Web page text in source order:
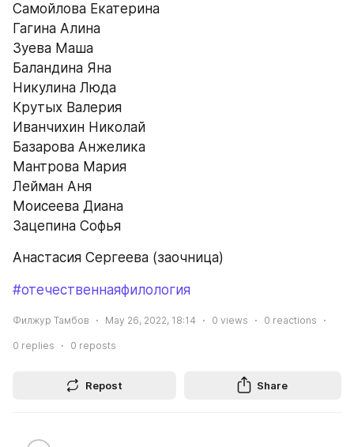
Самойлова Екатерина
Гагина Алина
Зуева Маша
Баландина Яна
Никулина Люда
Крутых Валерия
Иванчихин Николай
Базарова Анжелика
Мантрова Мария
Лейман Аня
Моисеева Диана
Зацепина Софья
Анастасия Сергеева (заочница)
#отечественнаяфилология
Филжур Тамбов May 26, 2022, 18:14 0 views 0 reactions
0 replies 0 reposts
Repost Share